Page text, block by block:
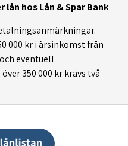
lån hos Lån & Spar Bank
000 kr i årsinkomst från
eventuell
350 000 kr krävs två